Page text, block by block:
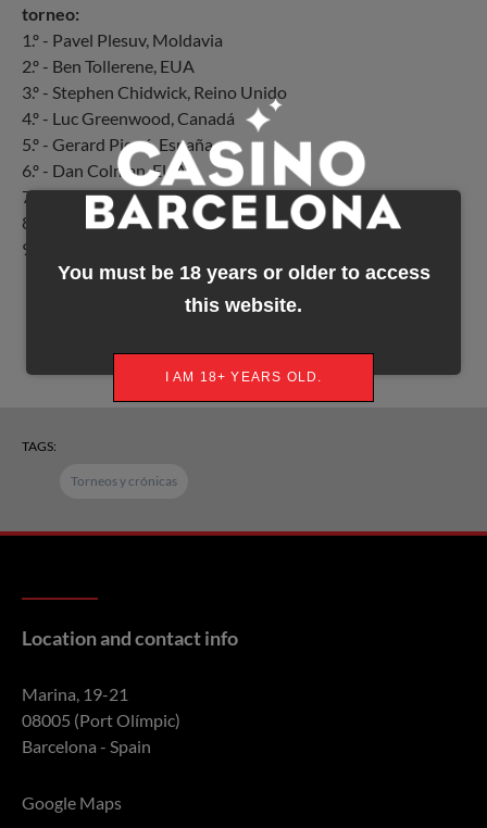
torneo:
1.º - Pavel Plesuv, Moldavia
2.º - Ben Tollerene, EUA
3.º - Stephen Chidwick, Reino Unido
4.º - Luc Greenwood, Canadá
5.º - Gerard Piqué, España
6.º - Dan Colman, EUA
7.º - Christoph Vogelsang, Alemania
8.º - Mustapha Kanit, Italia
9.º - Marcelo Bonanata, Argentina
TAGS:
Torneos y crónicas
Location and contact info
Marina, 19-21
08005 (Port Olímpic)
Barcelona - Spain
Google Maps
You must be 18 years or older to access
this website.
I AM 18+ YEARS OLD.